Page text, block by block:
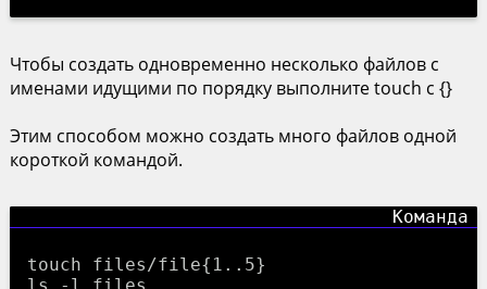
Чтобы создать одновременно несколько файлов с
именами идущими по порядку выполните touch с {}
Этим способом можно создать много файлов одной
короткой командой.
touch files/file{1..5}